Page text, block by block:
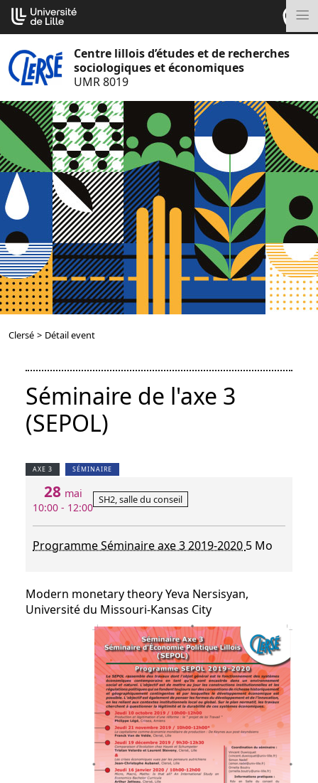
Aller
au
contenu
Centre lillois d’études et de recherches
sociologiques et économiques
UMR 8019
Clersé > Détail event
Séminaire de l'axe 3
(SEPOL)
AXE 3 SÉMINAIRE
28 mai
10:00 - 12:00
SH2, salle du conseil
Programme Séminaire axe 3 2019-2020 5 Mo
Modern monetary theory Yeva Nersisyan,
Université du Missouri-Kansas City
Cookies management panel